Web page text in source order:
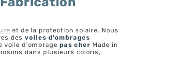
et de la protection solaire. Nous
desvoiles d'ombrages
voile d'ombragepas cher Made in
dans plusieurs coloris,